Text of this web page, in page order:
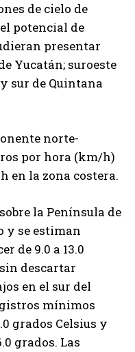
de cielo de
potencial de
presentar
Yucatán; suroeste
sur de Quintana
norte-
por hora (km/h)
en la zona costera.
la Península de
y se estiman
de 9.0 a 13.0
descartar
en el sur del
mínimos
grados Celsius y
grados. Las